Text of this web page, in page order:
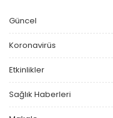
Güncel
Koronavirüs
Etkinlikler
Sağlık Haberleri